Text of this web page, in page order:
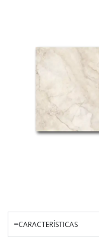
CARACTERÍSTICAS